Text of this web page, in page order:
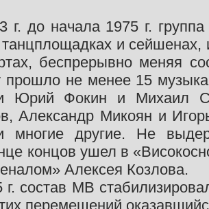
г. до начала 1975 г.
и сейшенах,
беспрерывно меняя
прошло не менее 15
Юрий Фокин и Михаил
Александр Микоян и
многие другие. Не
концов ушел в
Алексея Козлова.
г. состав МВ
перемещений